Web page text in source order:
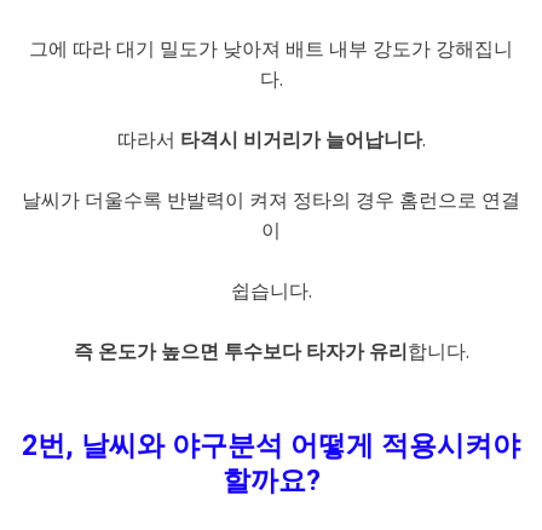
그에 따라 대기 밀도가 낮아져 배트 내부 강도가 강해집니
다.
따라서 타격시 비거리가 늘어납니다.
날씨가 더울수록 반발력이 켜져 정타의 경우 홈런으로 연결
이
쉽습니다.
즉 온도가 높으면 투수보다 타자가 유리합니다.
2번, 날씨와 야구분석 어떻게 적용시켜야
할까요?